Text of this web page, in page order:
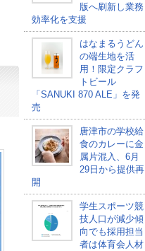
版へ刷新し業務
効率化を支援
はなまるうどん
の端生地を活
用！限定クラフ
トビール
「SANUKI 870 ALE」を発
売
唐津市の学校給
食のカレーに金
属片混入、6月
29日から提供再
開
学生スポーツ競
技人口が減少傾
向でも採用担当
者は体育会人材